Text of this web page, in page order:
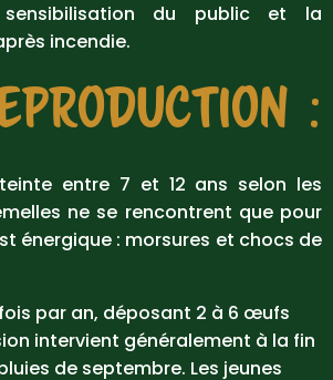
du public et la
incendie.
:
entre 7 et 12 ans selon les
ne se rencontrent que pour
énergique : morsures et chocs de
par an, déposant 2 à 6 œufs
intervient généralement à la fin
de septembre. Les jeunes